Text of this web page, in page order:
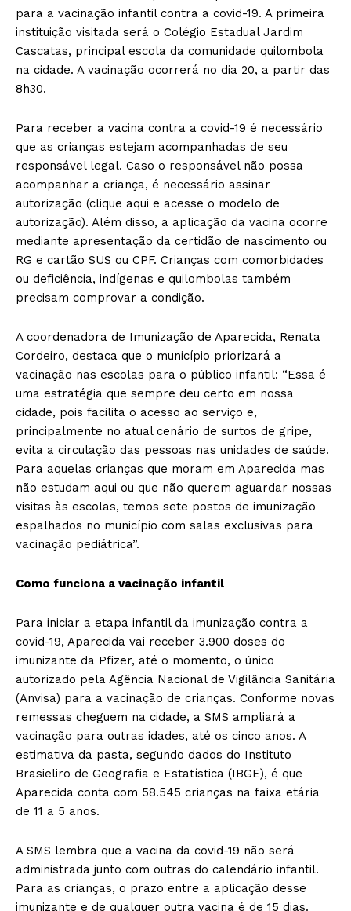
para a vacinação infantil contra a covid-19. A primeira
instituição visitada será o Colégio Estadual Jardim
Cascatas, principal escola da comunidade quilombola
na cidade. A vacinação ocorrerá no dia 20, a partir das
8h30.
Para receber a vacina contra a covid-19 é necessário
que as crianças estejam acompanhadas de seu
responsável legal. Caso o responsável não possa
acompanhar a criança, é necessário assinar
autorização (clique aqui e acesse o modelo de
autorização). Além disso, a aplicação da vacina ocorre
mediante apresentação da certidão de nascimento ou
RG e cartão SUS ou CPF. Crianças com comorbidades
ou deficiência, indígenas e quilombolas também
precisam comprovar a condição.
A coordenadora de Imunização de Aparecida, Renata
Cordeiro, destaca que o município priorizará a
vacinação nas escolas para o público infantil: “Essa é
uma estratégia que sempre deu certo em nossa
cidade, pois facilita o acesso ao serviço e,
principalmente no atual cenário de surtos de gripe,
evita a circulação das pessoas nas unidades de saúde.
Para aquelas crianças que moram em Aparecida mas
não estudam aqui ou que não querem aguardar nossas
visitas às escolas, temos sete postos de imunização
espalhados no município com salas exclusivas para
vacinação pediátrica”.
Como funciona a vacinação infantil
Para iniciar a etapa infantil da imunização contra a
covid-19, Aparecida vai receber 3.900 doses do
imunizante da Pfizer, até o momento, o único
autorizado pela Agência Nacional de Vigilância Sanitária
(Anvisa) para a vacinação de crianças. Conforme novas
remessas cheguem na cidade, a SMS ampliará a
vacinação para outras idades, até os cinco anos. A
estimativa da pasta, segundo dados do Instituto
Brasieliro de Geografia e Estatística (IBGE), é que
Aparecida conta com 58.545 crianças na faixa etária
de 11 a 5 anos.
A SMS lembra que a vacina da covid-19 não será
administrada junto com outras do calendário infantil.
Para as crianças, o prazo entre a aplicação desse
imunizante e de qualquer outra vacina é de 15 dias.